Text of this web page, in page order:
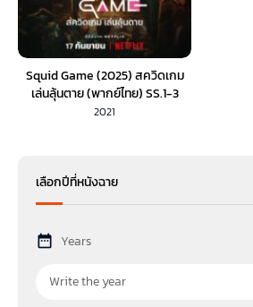
Squid Game (2025) สควิดเกม
เล่นลุ้นตาย (พากย์ไทย) SS.1-3
2021
เลือกปีที่หนังฉาย
Years